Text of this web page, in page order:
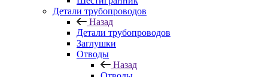
Детали трубопроводов
Назад
Детали трубопроводов
Заглушки
Отводы
Назад